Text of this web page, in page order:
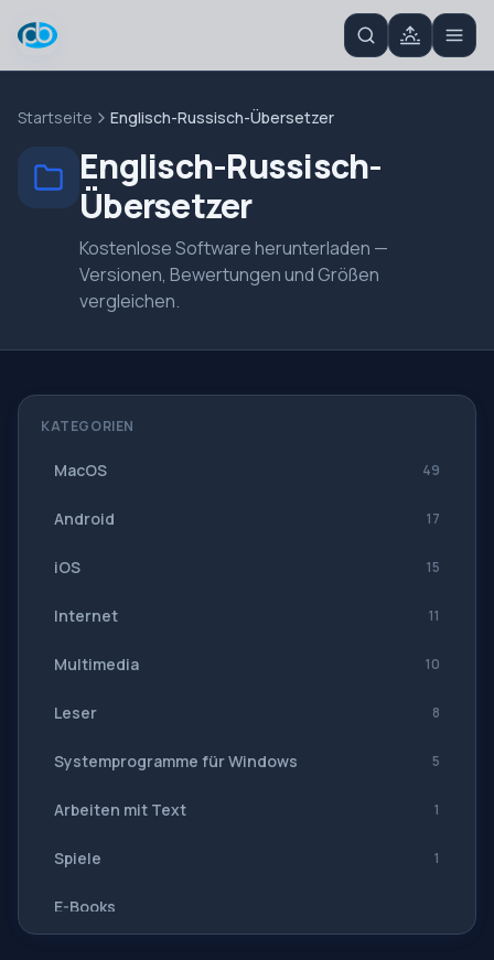
Startseite Englisch-Russisch-Übersetzer
Englisch-Russisch-
Übersetzer
Kostenlose Software herunterladen —
Versionen, Bewertungen und Größen
vergleichen.
KATEGORIEN
MacOS 49
Android 17
iOS 15
Internet 11
Multimedia 10
Leser 8
Systemprogramme für Windows 5
Arbeiten mit Text 1
Spiele 1
E-Books